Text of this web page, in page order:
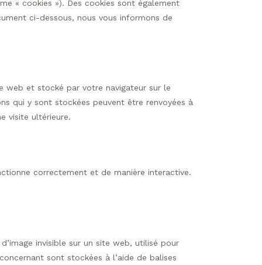
« cookies »). Des cookies sont également
ci-dessous, nous vous informons de
web et stocké par votre navigateur sur le
qui y sont stockées peuvent être renvoyées à
visite ultérieure.
correctement et de manière interactive.
invisible sur un site web, utilisé pour
sont stockées à l’aide de balises